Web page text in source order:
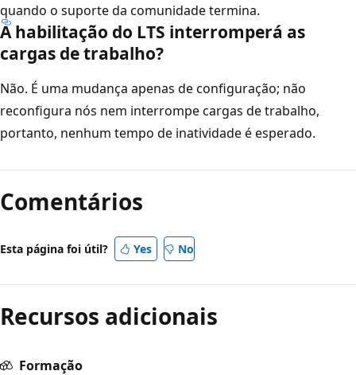
quando o suporte da comunidade termina.
A habilitação do LTS interromperá as
cargas de trabalho?
Não. É uma mudança apenas de configuração; não
reconfigura nós nem interrompe cargas de trabalho,
portanto, nenhum tempo de inatividade é esperado.
Comentários
Esta página foi útil? Yes No
Recursos adicionais
Formação